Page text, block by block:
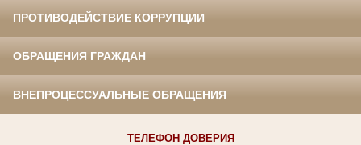
ПРОТИВОДЕЙСТВИЕ КОРРУПЦИИ
ОБРАЩЕНИЯ ГРАЖДАН
ВНЕПРОЦЕССУАЛЬНЫЕ ОБРАЩЕНИЯ
ТЕЛЕФОН ДОВЕРИЯ